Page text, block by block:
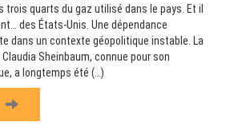
trois quarts du gaz utilisé dans le pays. Et il
des États-Unis. Une dépendance
dans un contexte géopolitique instable. La
Sheinbaum, connue pour son
a longtemps été (…)